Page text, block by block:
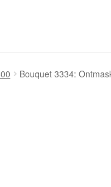
Bouquet 3334: